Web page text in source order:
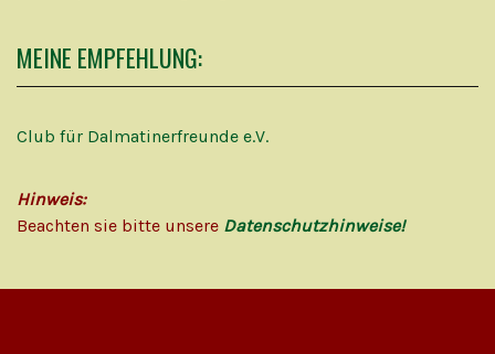
MEINE EMPFEHLUNG:
Club für Dalmatinerfreunde e.V.
Hinweis:
Beachten sie bitte unsere Datenschutzhinweise!